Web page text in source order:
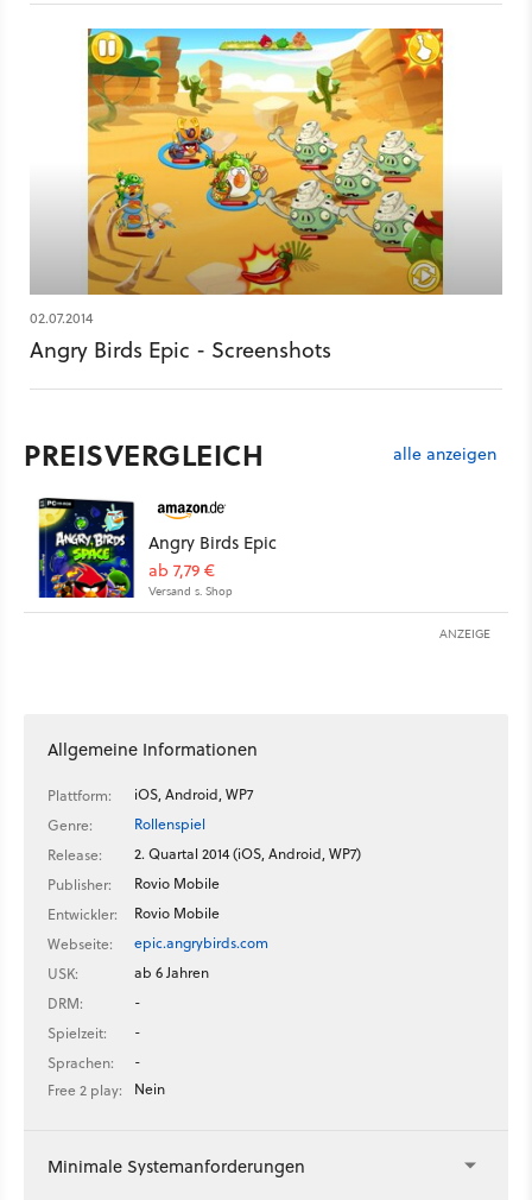
berichtet Michael Obermeier in unserer News-Show über die
wichtigsten Spiele-Themen des Tages.
02.07.2014
Angry Birds Epic - Screenshots
PREISVERGLEICH alle anzeigen
Angry Birds Epic
ab 7,79 €
Versand s. Shop
ANZEIGE
Allgemeine Informationen
Plattform:
iOS, Android, WP7
Genre:
Rollenspiel
Release:
2. Quartal 2014 (iOS, Android, WP7)
Publisher:
Rovio Mobile
Entwickler:
Rovio Mobile
Webseite:
epic.angrybirds.com
USK:
ab 6 Jahren
DRM:
-
Spielzeit:
-
Sprachen:
-
Free 2 play:
Nein
Minimale Systemanforderungen